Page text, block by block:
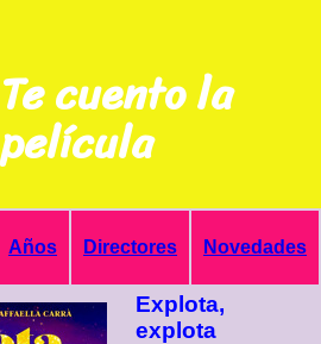
Te cuento la
película
Años Directores Novedades
Explota,
explota